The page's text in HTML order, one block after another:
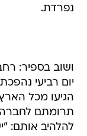
נפרדת.
ושוב בספיר:
יום רביעי
הגיעו מכל
תרומתם לחברה.
להלהיב אותם: